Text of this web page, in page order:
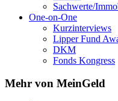
Sachwerte/
One-on-One
Kurzinterviews
Lipper Fund
DKM
Fonds Kongress
Mehr von MeinGeld